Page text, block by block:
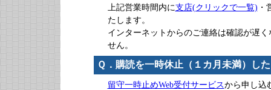
上記営業時間内に支店(クリックで一覧)
たします。
インターネットからのご連絡は確認が遅
せん。
Ｑ．購読を一時休止（１カ月未満）し
留守一時止めWeb受付サービスから申し込